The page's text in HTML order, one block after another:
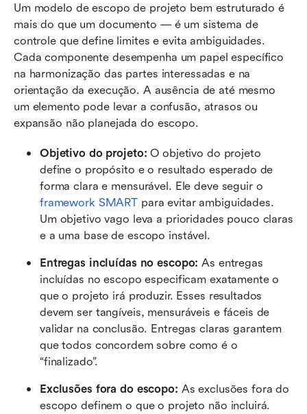
Um modelo de escopo de projeto bem estruturado é
mais do que um documento — é um sistema de
controle que define limites e evita ambiguidades.
Cada componente desempenha um papel específico
na harmonização das partes interessadas e na
orientação da execução. A ausência de até mesmo
um elemento pode levar a confusão, atrasos ou
expansão não planejada do escopo.
Objetivo do projeto: O objetivo do projeto
define o propósito e o resultado esperado de
framework SMART para evitar ambiguidades.
Um objetivo vago leva a prioridades pouco claras
e a uma base de escopo instável.
Entregas incluídas no escopo: As entregas
incluídas no escopo especificam exatamente o
que o projeto irá produzir. Esses resultados
devem ser tangíveis, mensuráveis e fáceis de
validar na conclusão. Entregas claras garantem
que todos concordem sobre como é o
“finalizado”.
Exclusões fora do escopo: As exclusões fora do
escopo definem o que o projeto não incluirá.